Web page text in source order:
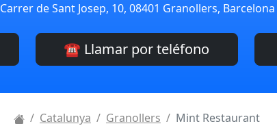
Carrer de Sant Josep, 10, 08401 Granollers, Barcelona
☎️ Llamar por teléfono
Catalunya Granollers Mint Restaurant